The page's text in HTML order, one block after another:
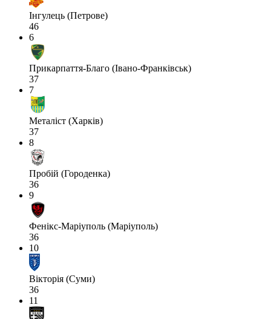
Інгулець (Петрове)
46
6
Прикарпаття-Благо (Івано-Франківськ)
37
7
Металіст (Харків)
37
8
Пробій (Городенка)
36
9
Фенікс-Маріуполь (Маріуполь)
36
10
Вікторія (Суми)
36
11